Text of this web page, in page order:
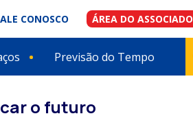
CONOSCO ÁREA DO ASSOCIADO
Previsão do Tempo
o futuro